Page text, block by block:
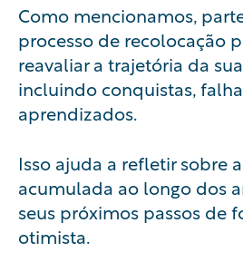
Como mencionamos,
processo de recolocação
reavaliar a trajetória da
incluindo conquistas,
aprendizados.
Isso ajuda a refletir sobre
acumulada ao longo dos
seus próximos passos de
otimista.